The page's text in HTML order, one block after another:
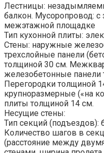
Лестницы:
балкон. Мусоропровод:
межэтажной площадке
Тип кухонной плиты:
Стены: наружные
трехслойные панели
толщиной 30 см.
железобетонные панели
Перегородки толщиной
крупноразмерные («на
плиты толщиной 14 см.
Несущие стены:
Тип секций
Количество шагов в
(расстояние между